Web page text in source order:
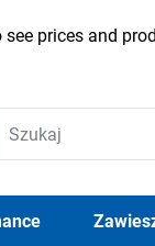
prices and